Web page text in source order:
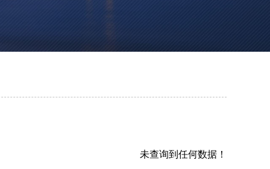
未查询到任何数据！